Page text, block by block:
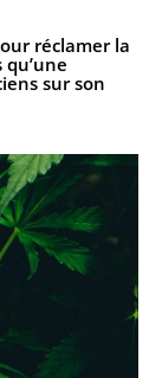
réclamer la
sur son